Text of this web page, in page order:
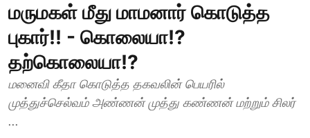
மருமகள் மீது மாமனார் கொடுத்த
புகார்!! - கொலையா!?
தற்கொலையா!?
மனைவி கீதா கொடுத்த தகவலின் பெயரில்
முத்துச்செல்வம் அண்ணன் முத்து கண்ணன் மற்றும் சிலர்
...